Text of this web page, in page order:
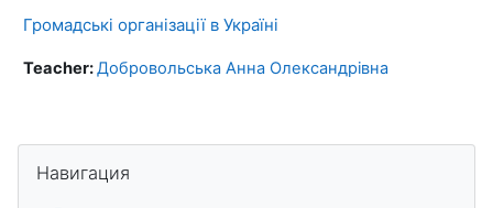
Громадські організації в Україні
Teacher:Добровольська Анна Олександрівна
Блоки
Навигация